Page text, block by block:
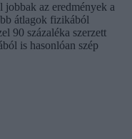
jobbak az eredmények a
átlagok fizikából
90 százaléka szerzett
is hasonlóan szép